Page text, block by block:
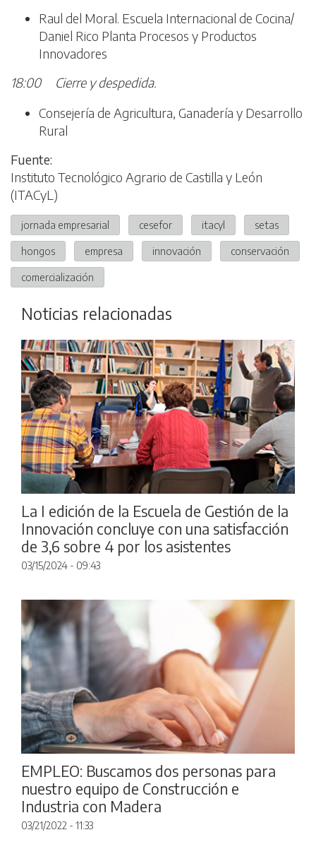
Raul del Moral. Escuela Internacional de Cocina/
Daniel Rico Planta Procesos y Productos
Innovadores
18:00 Cierre y despedida.
Consejería de Agricultura, Ganadería y Desarrollo
Rural
Fuente:
Instituto Tecnológico Agrario de Castilla y León
(ITACyL)
jornada empresarial cesefor itacyl setas
hongos empresa innovación conservación
comercialización
Noticias relacionadas
La I edición de la Escuela de Gestión de la
Innovación concluye con una satisfacción
de 3,6 sobre 4 por los asistentes
03/15/2024 - 09:43
EMPLEO: Buscamos dos personas para
nuestro equipo de Construcción e
Industria con Madera
03/21/2022 - 11:33